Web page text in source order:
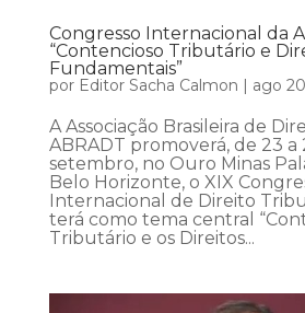
Congresso Internacional da
“Contencioso Tributário e
Fundamentais”
por Editor Sacha Calmon | ago
A Associação Brasileira de
ABRADT promoverá, de 23 a
setembro, no Ouro Minas
Belo Horizonte, o XIX
Internacional de Direito
terá como tema central
Tributário e os Direitos...